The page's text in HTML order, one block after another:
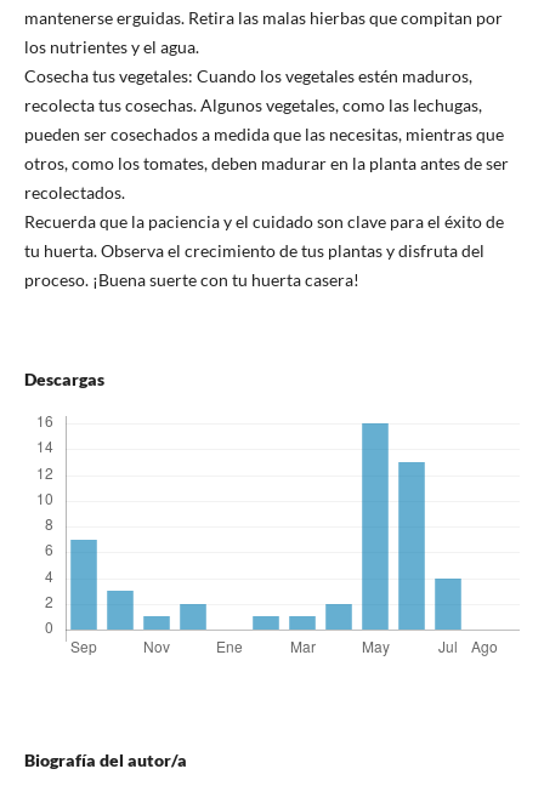
mantenerse erguidas. Retira las malas hierbas que compitan por
los nutrientes y el agua.
Cosecha tus vegetales: Cuando los vegetales estén maduros,
recolecta tus cosechas. Algunos vegetales, como las lechugas,
pueden ser cosechados a medida que las necesitas, mientras que
otros, como los tomates, deben madurar en la planta antes de ser
recolectados.
Recuerda que la paciencia y el cuidado son clave para el éxito de
tu huerta. Observa el crecimiento de tus plantas y disfruta del
proceso. ¡Buena suerte con tu huerta casera!
Descargas
Biografía del autor/a